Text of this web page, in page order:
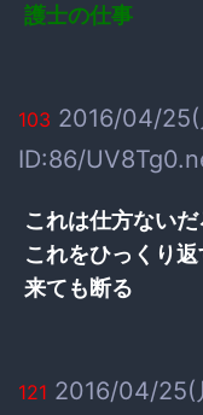
護士の仕事
103 2016/04/25(
ID:86/
これは仕方ないだ
これをひっくり
来ても断る
121 2016/04/25(